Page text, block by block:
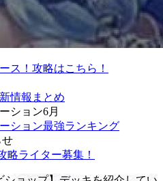
ス！攻略はこちら！
情報まとめ
ション6月
ション最強ランキング
せ
略ライター募集！